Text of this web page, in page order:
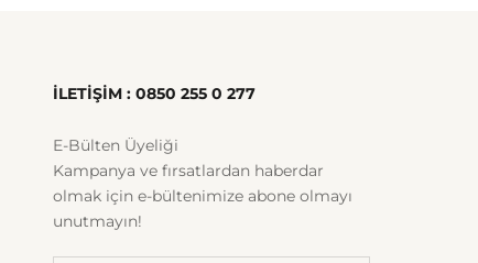
İLETİŞİM : 0850 255 0 277
E-Bülten Üyeliği
Kampanya ve fırsatlardan haberdar
olmak için e-bültenimize abone olmayı
unutmayın!